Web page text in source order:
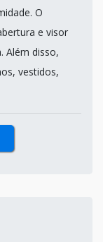
O
e visor
Além disso,
vestidos,